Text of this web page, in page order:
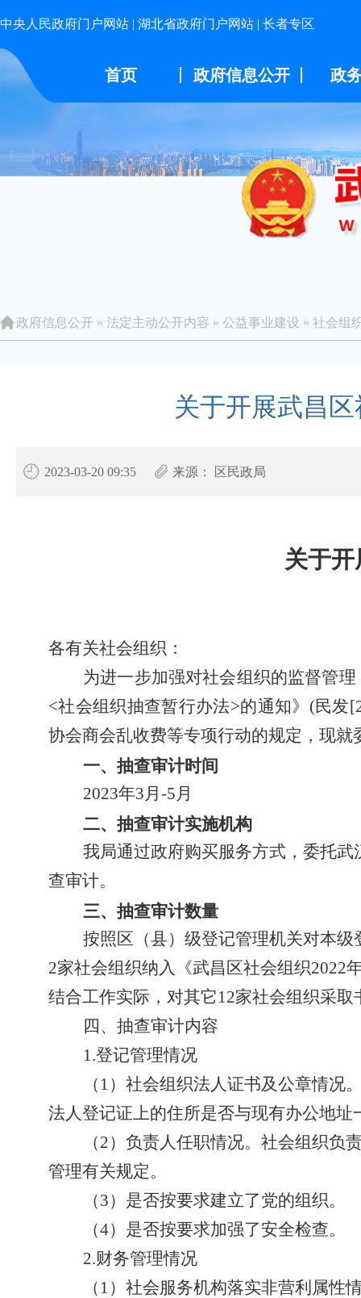
中央人民政府门户网站 | 湖北省政府门户网站 | 长者专区
首页 政府信息公开 政
政府信息公开 » 法定主动公开内容 » 公益事业建设 » 社会组
关于开展武昌
2023-03-20 09:35 来源： 区民政局
关于
各有关社会组织：
为进一步加强对社会组织的监督管
<社会组织抽查暂行办法>的通知》(民发
协会商会乱收费等专项行动的规定， 现就
一、抽查审计时间
2023年3月-5月
二、抽查审计实施机构
我局通过政府购买服务方式，委托
查审计。
三、抽查审计数量
按照区（县）级登记管理机关对本
2家社会组织纳入《武昌区社会组织2022
结合工作实际，对其它12家社会组织采取
四、抽查审计内容
1.登记管理情况
（ 1）社会组织法人证书及公章情况
法人登记证上的住所是否与现有办公地址
（2）负责人任职情况。社会组织
管理有关规定。
（3）是否按要求建立了党的组织。
（4）是否按要求加强了安全检查。
2.财务管理情况
（1） 社会服务机构落实非营利属性